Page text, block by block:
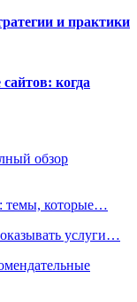
и практики
когда
обзор
темы, которые…
услуги…